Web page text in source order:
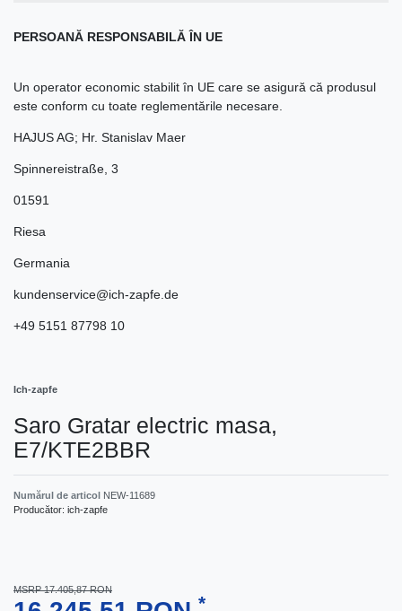
PERSOANĂ RESPONSABILĂ ÎN UE
Un operator economic stabilit în UE care se asigură că produsul
este conform cu toate reglementările necesare.
HAJUS AG; Hr. Stanislav Maer
Spinnereistraße 3
01591
Riesa
Germania
kundenservice@ich-zapfe.de
+49 5151 87798 10
Ich-zapfe
Saro Gratar electric masa,
E7/KTE2BBR
Numărul de articol NEW-11689
Producător: ich-zapfe
MSRP 17.405,87 RON
*